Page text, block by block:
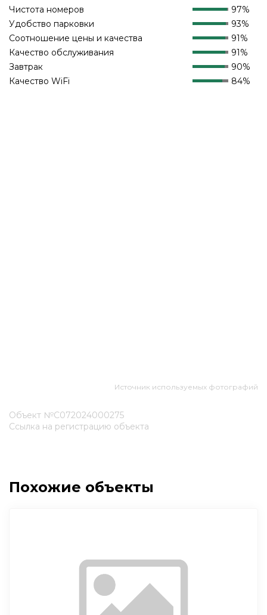
Чистота номеров
97%
Удобство парковки
93%
Соотношение цены и качества
91%
Качество обслуживания
91%
Завтрак
90%
Качество WiFi
84%
Источник используемых фотографий
Объект №С072024000275
Ссылка на регистрацию объекта
Похожие объекты